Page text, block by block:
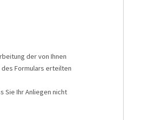
der von Ihnen
Formulars erteilten
Sie Ihr Anliegen nicht